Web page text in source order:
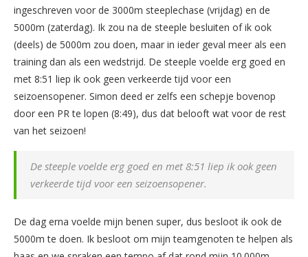
ingeschreven voor de 3000m steeplechase (vrijdag) en de
5000m (zaterdag). Ik zou na de steeple besluiten of ik ook
(deels) de 5000m zou doen, maar in ieder geval meer als een
training dan als een wedstrijd. De steeple voelde erg goed en
met 8:51 liep ik ook geen verkeerde tijd voor een
seizoensopener. Simon deed er zelfs een schepje bovenop
door een PR te lopen (8:49), dus dat belooft wat voor de rest
van het seizoen!
De steeple voelde erg goed en met 8:51 liep ik ook geen
verkeerde tijd voor een seizoensopener.
De dag erna voelde mijn benen super, dus besloot ik ook de
5000m te doen. Ik besloot om mijn teamgenoten te helpen als